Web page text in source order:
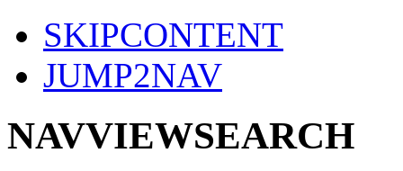
SKIPCONTENT
JUMP2NAV
NAVVIEWSEARCH